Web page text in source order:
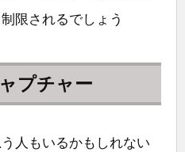
限されるでしょう
プチャー
人もいるかもしれない